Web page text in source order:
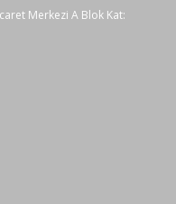
Merkezi A Blok Kat: